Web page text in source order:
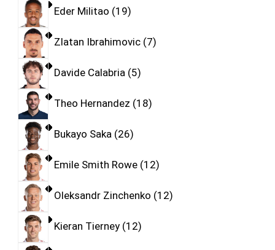
Eder Militao 19
Zlatan Ibrahimovic 7
Davide Calabria 5
Theo Hernandez 18
Bukayo Saka 26
Emile Smith Rowe 12
Oleksandr Zinchenko 12
Kieran Tierney 12